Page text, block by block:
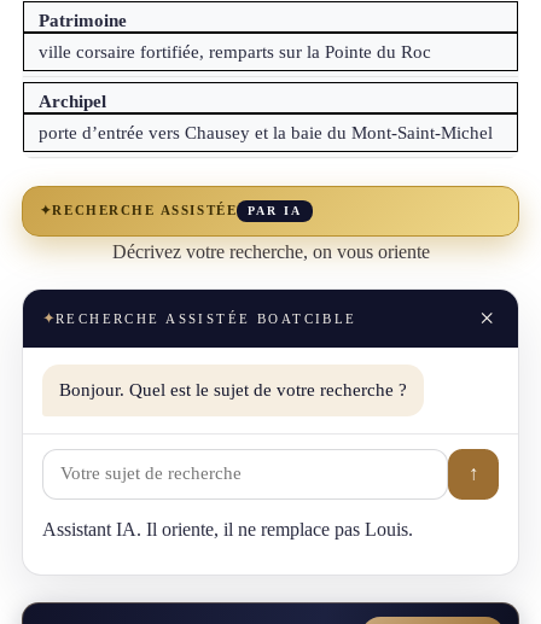
Patrimoine
ville corsaire fortifiée, remparts sur la Pointe du Roc
Archipel
porte d’entrée vers Chausey et la baie du Mont-Saint-Michel
✦RECHERCHE ASSISTÉE PAR IA
Décrivez votre recherche, on vous oriente
✦RECHERCHE ASSISTÉE BOATCIBLE ×
Bonjour. Quel est le sujet de votre recherche ?
↑
Assistant IA. Il oriente, il ne remplace pas Louis.